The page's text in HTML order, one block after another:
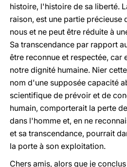
histoire, l'histoire de sa liberté.
raison, est une partie précieuse
nous et ne peut être réduite à
Sa transcendance par rapport
être reconnue et respectée, car
notre dignité humaine. Nier
nom d'une supposée capacité
scientifique de prévoir et de
humain, comporterait la perte
dans l'homme et, en ne
et sa transcendance, pourrait
la porte à son exploitation.
Chers amis, alors que je